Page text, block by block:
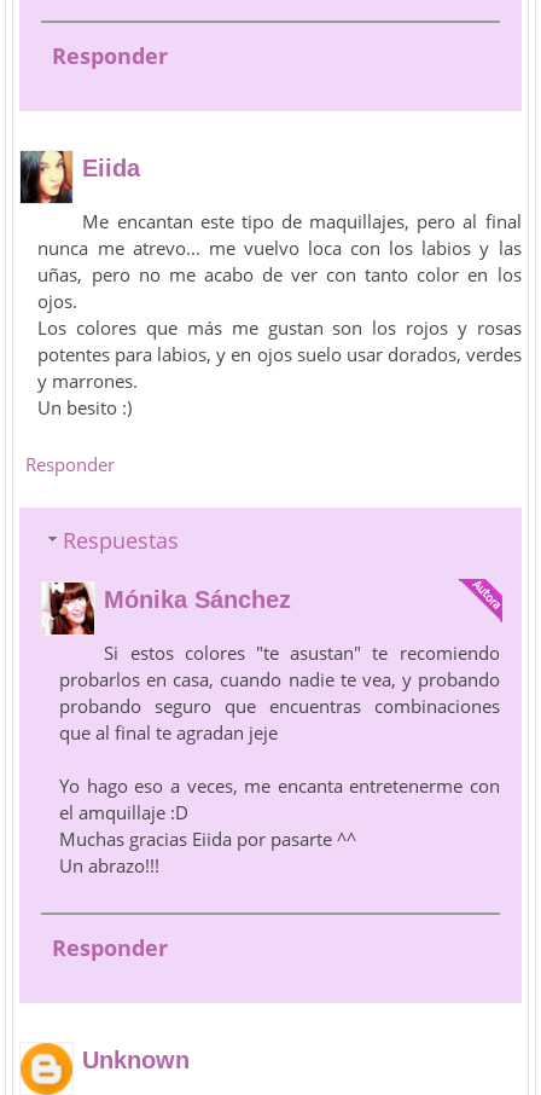
Responder
Eiida
Me encantan este tipo de maquillajes, pero al final
nunca me atrevo... me vuelvo loca con los labios y las
uñas, pero no me acabo de ver con tanto color en los
ojos.
Los colores que más me gustan son los rojos y rosas
potentes para labios, y en ojos suelo usar dorados, verdes
y marrones.
Un besito :)
Responder
Respuestas
Mónika Sánchez
Si estos colores "te asustan" te recomiendo
probarlos en casa, cuando nadie te vea, y probando
probando seguro que encuentras combinaciones
que al final te agradan jeje
Yo hago eso a veces, me encanta entretenerme con
el amquillaje :D
Muchas gracias Eiida por pasarte ^^
Un abrazo!!!
Responder
Unknown